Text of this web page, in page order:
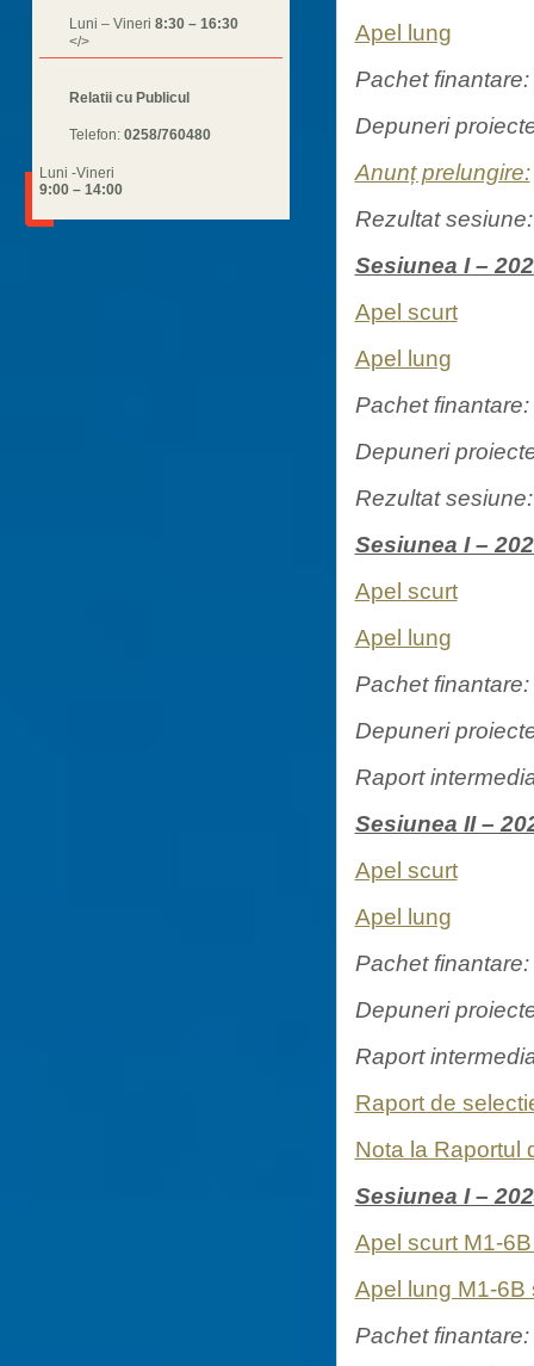
Apel lung
Pachet finantare:
Depuneri
Anunț prelungire:
Rezultat
Sesiunea I –
Apel scurt
Apel lung
Pachet finantare:
Depuneri
Rezultat
Sesiunea I –
Apel scurt
Apel lung
Pachet finantare:
Depuneri
Raport
Sesiunea II –
Apel scurt
Apel lung
Pachet finantare:
Depuneri
Raport
Raport de
Nota la Raportul
Sesiunea I –
Apel scurt M1-
Apel lung M1-6B
Pachet finantare:
Luni – Vineri 8:30 – 16:30
</>
Relatii cu Publicul
Telefon: 0258/760480
Luni -Vineri
9:00 – 14:00